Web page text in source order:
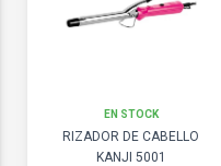
EN STOCK
RIZADOR DE CABELLO
KANJI 5001